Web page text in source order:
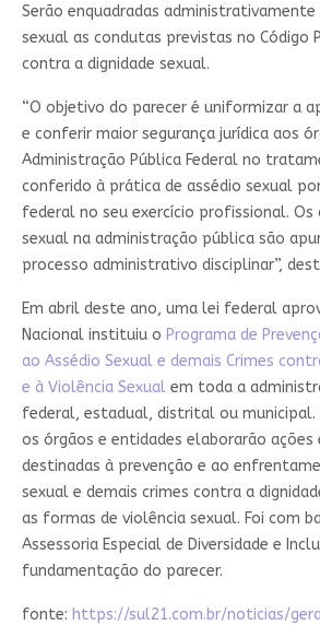
Serão enquadradas administrativamente
sexual as condutas previstas no Código
contra a dignidade sexual.
“O objetivo do parecer é uniformizar a
e conferir maior segurança jurídica aos
Administração Pública Federal no
conferido à prática de assédio sexual
federal no seu exercício profissional. Os
sexual na administração pública são
processo administrativo disciplinar”,
Em abril deste ano, uma lei federal
Nacional instituiu o Programa de
ao Assédio Sexual e demais Crimes
e à Violência Sexualem toda a
federal, estadual, distrital ou municipal.
os órgãos e entidades elaborarão ações
destinadas à prevenção e ao
sexual e demais crimes contra a
as formas de violência sexual. Foi com
Assessoria Especial de Diversidade e
fundamentação do parecer.
fonte: https://sul21.com.br/noticias/